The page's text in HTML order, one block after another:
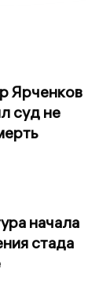
Ярченков
суд не
начала
стада